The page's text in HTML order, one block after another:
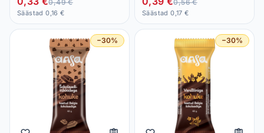
0,49 €
Säästad 0,16 €
0,56 €
Säästad 0,17 €
−30% −30%